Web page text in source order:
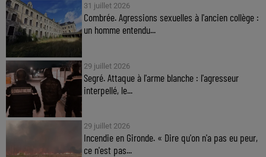
31 juillet 2026
Combrée. Agressions sexuelles à l'ancien collège :
un homme entendu...
29 juillet 2026
Segré. Attaque à l'arme blanche : l'agresseur
interpellé, le...
29 juillet 2026
Incendie en Gironde. « Dire qu'on n'a pas eu peur,
ce n'est pas...